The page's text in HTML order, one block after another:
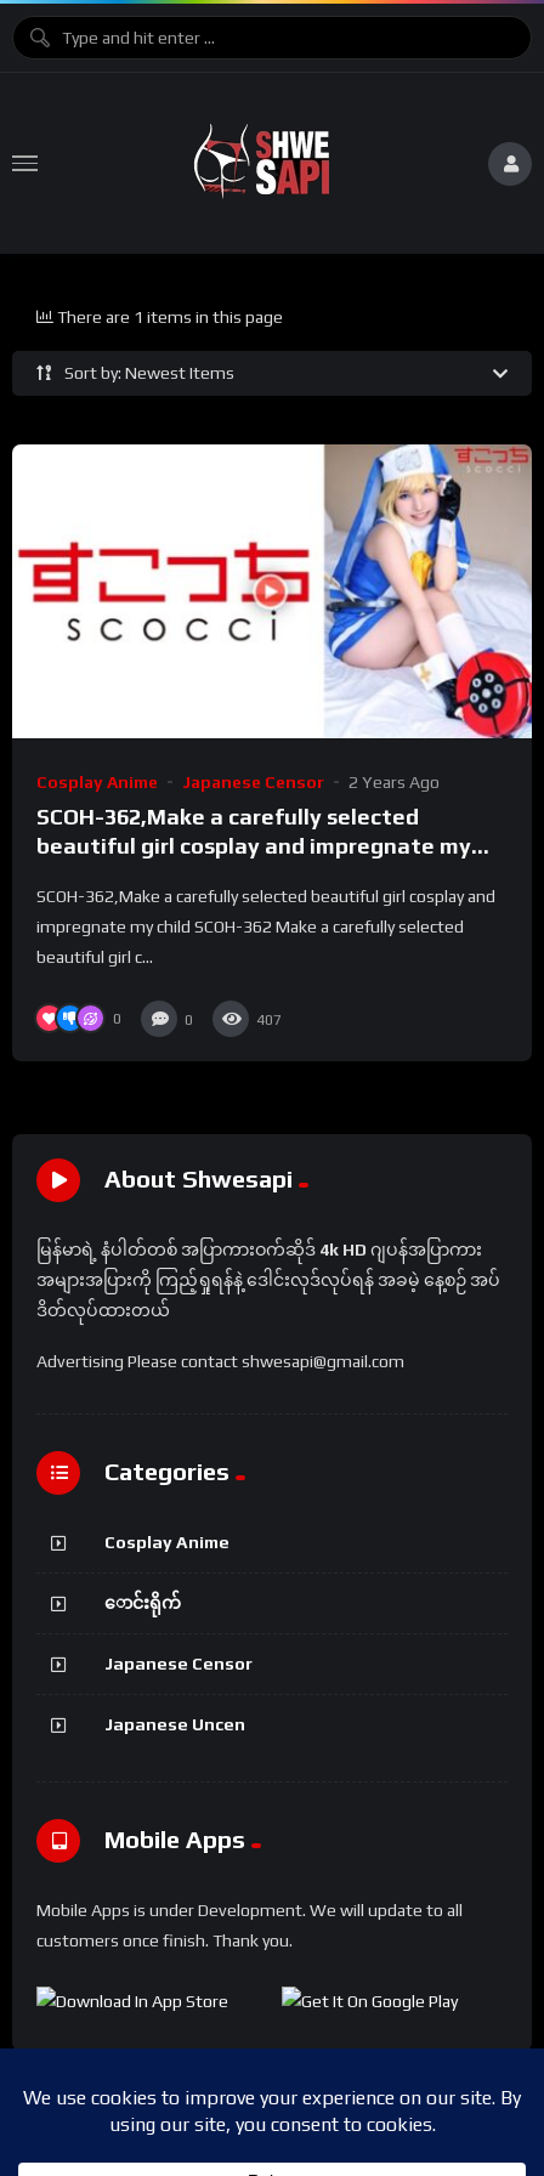
Sort by: Newest Items
There are 1 items in this page
Cosplay Anime Japanese Censor 2 Years Ago
SCOH-362,Make a carefully selected
beautiful girl cosplay and impregnate my
SCOH-362,Make a carefully selected beautiful girl cosplay and
impregnate my child SCOH-362 Make a carefully selected
beautiful girl c...
0 0 407
About Shwesapi
မြန်မာရဲ့ နံပါတ်တစ် အပြာကားဝက်ဆိုဒ် 4k HD ဂျပန်အပြာကား
အများအပြားကို ကြည့်ရှုရန်နဲ့ ဒေါင်းလုဒ်လုပ်ရန် အခမဲ့ နေ့စဉ် အပ်
ဒိတ်လုပ်ထားတယ်
Advertising Please contact shwesapi@gmail.com
Categories
Cosplay Anime
ောင်းရိုက်
Japanese Censor
Japanese Uncen
Mobile Apps
Mobile Apps is under Development. We will update to all
customers once finish. Thank you.
Copyright © 2024 Shwesapi